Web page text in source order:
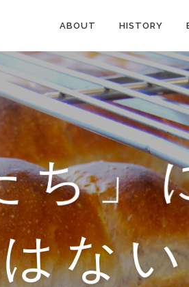
ABOUT HISTORY
ち」
な